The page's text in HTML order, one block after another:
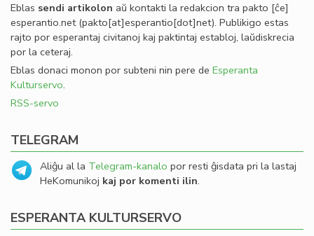
Eblas sendi artikolon aŭ kontakti la redakcion tra pakto [ĉe]
esperantio.net(pakto[at]esperantio[dot]net). Publikigo estas
rajto por esperantaj civitanoj kaj paktintaj establoj, laŭdiskrecia
por la ceteraj.
Eblas donaci monon por subteni nin pere de Esperanta
Kulturservo.
RSS-servo
TELEGRAM
Aliĝu al la Telegram-kanalo por resti ĝisdata pri la lastaj
HeKomunikoj kaj por komenti ilin.
ESPERANTA KULTURSERVO